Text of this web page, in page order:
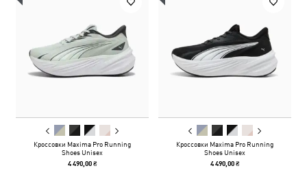
Кроссовки Maxima Pro Running
Shoes Unisex
4 490,00 ₴
Кроссовки Maxima Pro Running
Shoes Unisex
4 490,00 ₴